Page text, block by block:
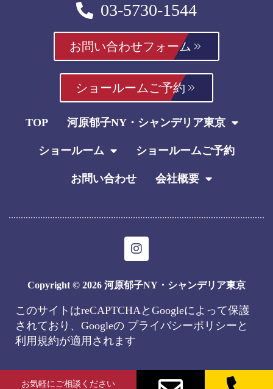
03-5730-1544
お問い合わせフォーム
ショールームご予約
TOP 河原郁子NY・シャンデリア東京
ショールーム ショールームご予約
お問い合わせ 会社概要
I
n
t
a
r
a
Copyright © 2026 河原郁子NY・シャンデリア東京
このサイトはreCAPTCHAとGoogleによって保護
されており、Googleの プライバシーポリシー と
利用規約が適用されます
お気軽にご相談ください